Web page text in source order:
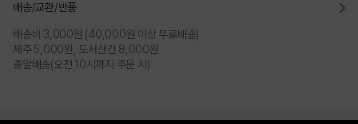
배송/교환/반품
배송비 3,000원 (40,000원 이상 무료배송)
제주 5,000원, 도서산간 8,000원
총알배송(오전 10시까지 주문 시)